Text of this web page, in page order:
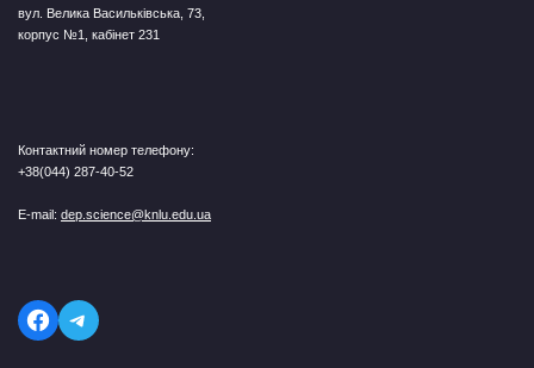
вул. Велика Васильківська, 73,
корпус №1, кабінет 231
Контактний номер телефону:
+38(044) 287-40-52
E-mail: dep.science@knlu.edu.ua
Telegram